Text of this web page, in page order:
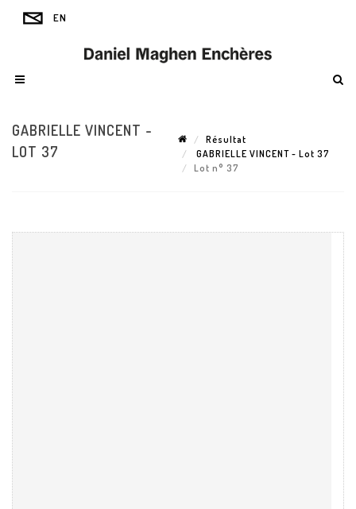
GABRIELLE VINCENT -
LOT 37
Résultat
GABRIELLE VINCENT - Lot 37
Lot n° 37